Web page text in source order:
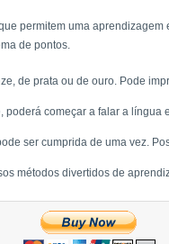
permitem uma aprendizagem
de pontos.
de prata ou de ouro. Pode
começar a falar a
ser cumprida de uma vez.
métodos divertidos de